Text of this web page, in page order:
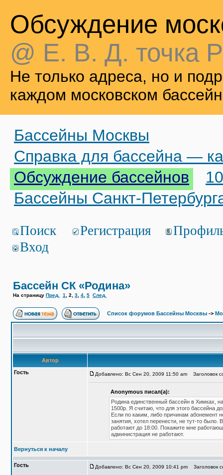
Обсуждение
@ Е. В. Д. точка
Не только адреса, но и
каждом московском
Бассейны Москвы
Справка для бассейна —
Обсуждение бассейнов
Бассейны Санкт-
Поиск Регистрация
Вход
Бассейн СК «Родина»
На страницу Пред. 1 2 3 4 5 След.
Список форумов Бассейны Москвы ->
Автор
Гость
Добавлено: Вс Сен 20, 2009 11:50 am Заголовок
Anonymous писал(а):
Родина единственный бассейн в Химках,
1500р. Я считаю, что для этого бассейна
Если по каким, либо причинам абонемент
занятия, хотел перенести, не тут-то
работают до 18:00. Покажите мне
администрация не работают.
Вернуться к началу
Гость Добавлено: Вс Сен 20, 2009 10:41 pm Заголовок